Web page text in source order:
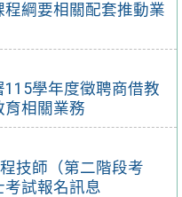
綱要相關配套推動業
學年度徵聘商借教
育相關業務
技師（第二階段考
試報名訊息